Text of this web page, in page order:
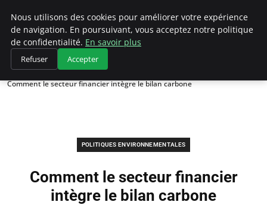
Climategatecountryclub.com
Accueil
Politiques environnementales
Comment le secteur financier intègre le bilan carbone
POLITIQUES ENVIRONNEMENTALES
Comment le secteur financier
intègre le bilan carbone
Nous utilisons des cookies pour améliorer votre expérience
de navigation. En poursuivant, vous acceptez notre politique
de confidentialité. En savoir plus
Refuser Accepter